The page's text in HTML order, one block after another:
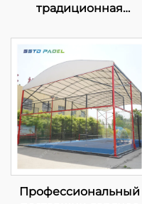
традиционная
падельного тенниса,
поставщик WPT
светодиодного
освещения,
классическая
открытая площадка
для падела 002
Профессиональный